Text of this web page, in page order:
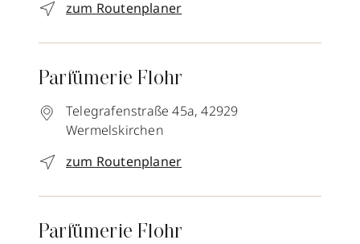
zum Routenplaner
Parfümerie Flohr
Telegrafenstraße 45a, 42929
Wermelskirchen
zum Routenplaner
Parfümerie Flohr